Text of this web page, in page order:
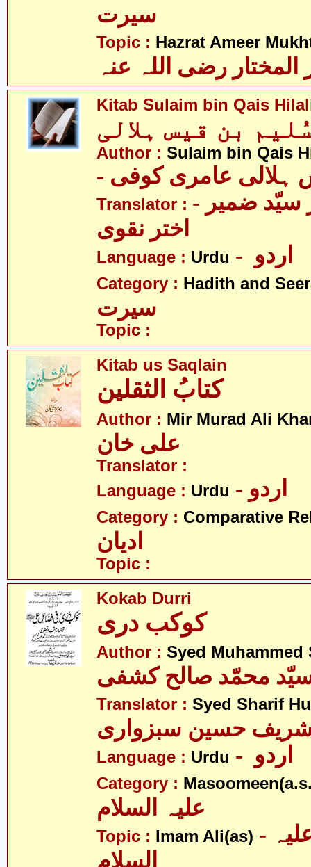
سیرت
Topic : Hazrat Ameer
رضی اللہ عنہ
Kitab Sulaim bin Qais
بن قیس ہلالی
Author : Sulaim bin Qais
ہلالی عامری کوفی
Translator : - علامہ ڈاکٹر سیّد ضمیر
اختر نقوی
Language : Urdu
Category : Hadith and
سیرت
Topic :
Kitab us Saqlain
کتابُ الثقلین
Author : Mir Murad Ali
علی خان
Translator :
Language : Urdu - اردو
Category : Comparative
ادیان
Topic :
Kokab Durri
کوکب دری
Author : Syed Muhammed
محمّد صالح کشفی
Translator : Syed Sharif
حسین سبزواری
Language : Urdu
Category :
Topic : Imam Ali(as) - امام علی علیہ
السلام